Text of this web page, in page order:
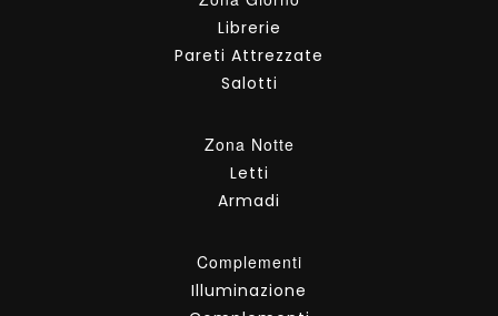
Librerie
Pareti Attrezzate
Salotti
Zona Notte
Letti
Armadi
Complementi
Illuminazione